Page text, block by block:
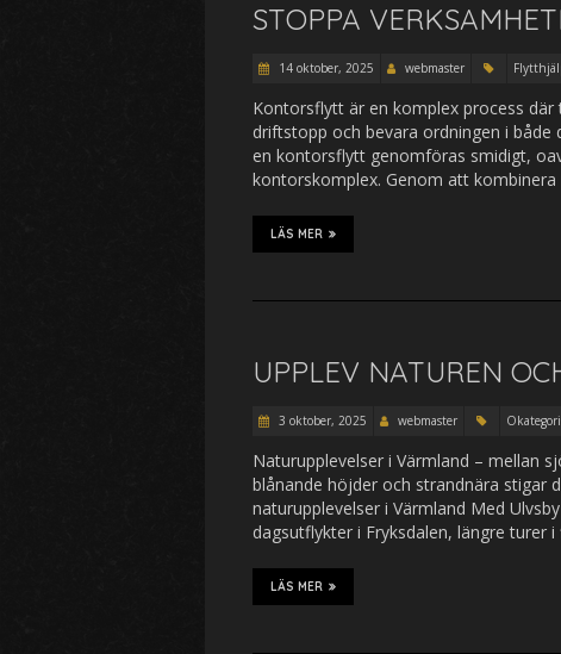
STOPPA
14 oktober, 2025 webmaster
Kontorsflytt är en komplex process
driftstopp och bevara ordningen i
en kontorsflytt genomföras smidigt,
kontorskomplex. Genom att
LÄS MER
UPPLEV NATUREN
3 oktober, 2025 webmaster
Naturupplevelser i Värmland – mellan
blånande höjder och strandnära stigar
naturupplevelser i Värmland Med
dagsutflykter i Fryksdalen, längre turer
LÄS MER